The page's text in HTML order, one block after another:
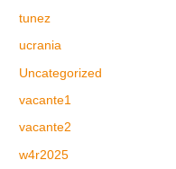
tunez
ucrania
Uncategorized
vacante1
vacante2
w4r2025